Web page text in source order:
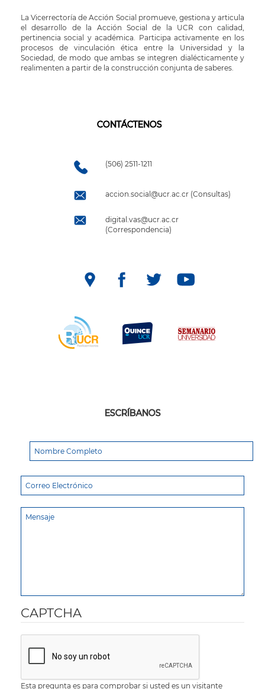
La Vicerrectoría de Acción Social promueve, gestiona y articula
el desarrollo de la Acción Social de la UCR con calidad,
pertinencia social y académica. Participa activamente en los
procesos de vinculación ética entre la Universidad y la
Sociedad, de modo que ambas se integren dialécticamente y
realimenten a partir de la construcción conjunta de saberes.
CONTÁCTENOS
(506) 2511-1211
accion.social@ucr.ac.cr (Consultas)
digital.vas@ucr.ac.cr
(Correspondencia)
ESCRÍBANOS
CAPTCHA
Esta pregunta es para comprobar si usted es un visitante